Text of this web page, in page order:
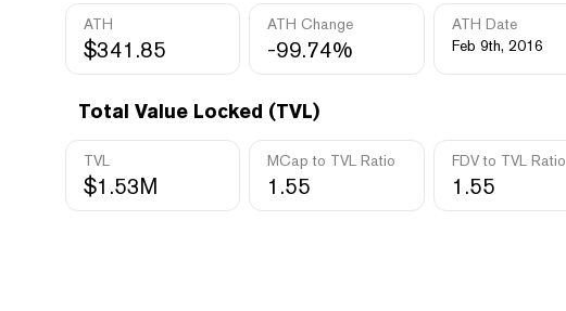
ATH
$341.85
ATH Change
-99.74%
ATH Date
Feb 9th, 2016
Total Value Locked (TVL)
TVL
$1.53M
MCap to TVL Ratio
1.55
FDV to TVL Ratio
1.55